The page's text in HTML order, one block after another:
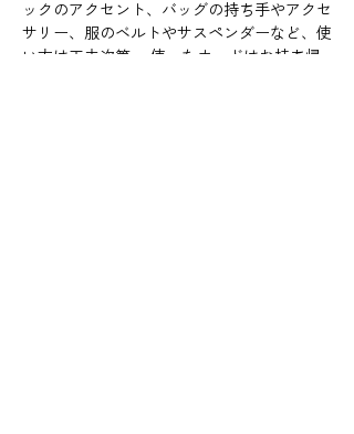
ックのアクセント、バッグの持ち手やアクセ
サリー、服のベルトやサスペンダーなど、使
い方は工夫次第。 使ったカードはお持ち帰